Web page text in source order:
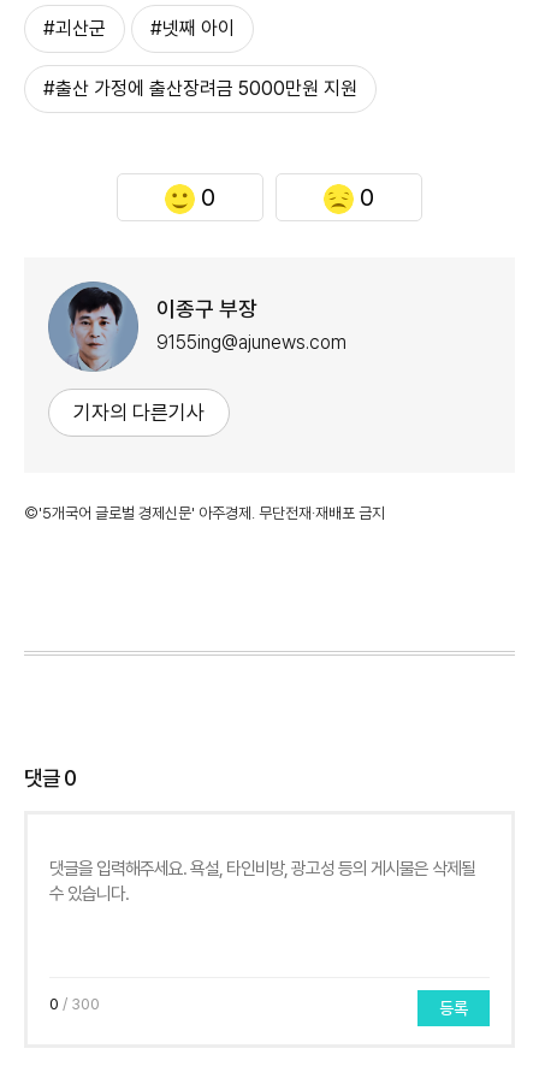
#괴산군 #넷째 아이
#출산 가정에 출산장려금 5000만원 지원
0 0
이종구 부장
9155ing@ajunews.com
기자의 다른기사
©'5개국어 글로벌 경제신문' 아주경제. 무단전재·재배포 금지
댓글0
0 / 300 등록